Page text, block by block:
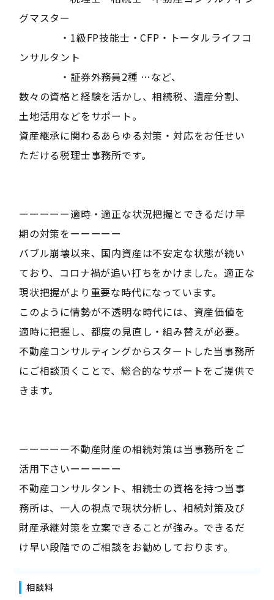
グマスター
・1級FP技能士・CFP・トータルライフコ
ンサルタント
・証券外務員2種 …など、
数々の資格と経験を活かし、相続税、遺産分割、
土地活用などをサポート。
資産継承に関わるあらゆる対策・対応をお任せい
ただける税理士事務所です。
ーーーーー適時・適正な状況把握とできるだけ早
期の対策をーーーーー
バブル崩壊以来、国内資産は不安定な状態が続い
ており、コロナ禍が追い打ちをかけました。適正な
現状把握がより重要な時代になっています。
このように情勢が不透明な時代には、資産価値を
適時に把握し、都度の見直し・組み替えが必要。
不動産コンサルティングからスタートした当事務所
にご相談頂くことで、総合的なサポートをご提供で
きます。
ーーーーー不動産財産の相続対策は当事務所をご
活用下さいーーーーー
不動産コンサルタント、相続士の資格を持つ当事
務所は、一人の視点で現状分析し、相続対策及び
財産承継対策を立案できることが強み。できるだ
け早い段階でのご相談をお勧めしております。
相談料